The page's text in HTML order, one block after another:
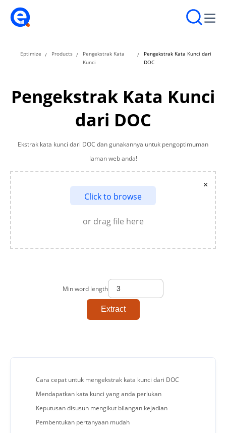
Eptimize Products
Pengekstrak Kata
Kunci
Pengekstrak Kata Kunci dari
DOC
Pengekstrak Kata Kunci
dari DOC
Ekstrak kata kunci dari DOC dan gunakannya untuk pengoptimuman
laman web anda!
Click to browse
or drag file here
×
Min word length
Extract
Cara cepat untuk mengekstrak kata kunci dari DOC
Mendapatkan kata kunci yang anda perlukan
Keputusan disusun mengikut bilangan kejadian
Pembentukan pertanyaan mudah